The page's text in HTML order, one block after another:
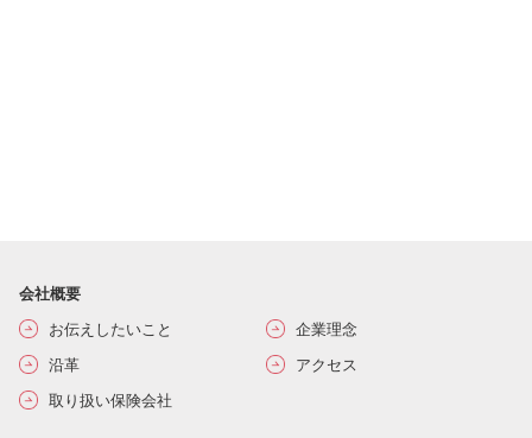
会社概要
お伝えしたいこと
企業理念
沿革
アクセス
取り扱い保険会社